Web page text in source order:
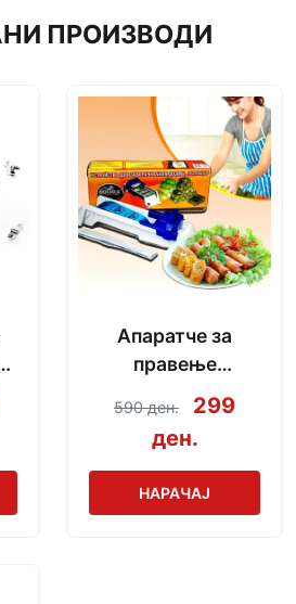
ПРОИЗВОДИ
Апаратче за
правење
сармички во
неколку секунди
590 ден.
299
ден.
НАРАЧАЈ